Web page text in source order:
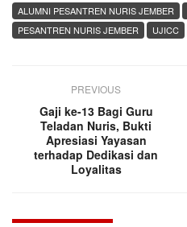
ALUMNI PESANTREN NURIS JEMBER
PESANTREN NURIS JEMBER
UJICC
PREVIOUS
Gaji ke-13 Bagi Guru
Teladan Nuris, Bukti
Apresiasi Yayasan
terhadap Dedikasi dan
Loyalitas